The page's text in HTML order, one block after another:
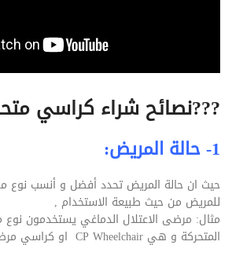
??‍?نصائح شراء كراسي
1- حالة المريض:
حيث ان حالة المريض تحدد أفضل و أنسب نوع
للمريض من حيث طبيعة الاستخدام ,
مثال: مرضى الاعتلال الدماغي يستخدمون
المتحركة و هي CP Wheelchair او كراسي مرضى الاعتلال الدماغي